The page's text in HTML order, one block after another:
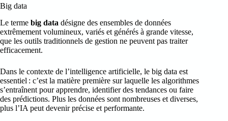
Big data
Le terme big data désigne des ensembles de données
extrêmement volumineux, variés et générés à grande vitesse,
que les outils traditionnels de gestion ne peuvent pas traiter
efficacement.
Dans le contexte de l’intelligence artificielle, le big data est
essentiel : c’est la matière première sur laquelle les algorithmes
s’entraînent pour apprendre, identifier des tendances ou faire
des prédictions. Plus les données sont nombreuses et diverses,
plus l’IA peut devenir précise et performante.